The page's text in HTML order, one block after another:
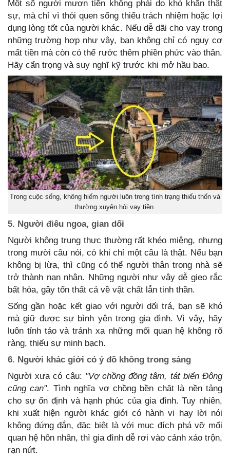
Một số người mượn tiền không phải do khó khăn thật
sự, mà chỉ vì thói quen sống thiếu trách nhiệm hoặc lợi
dụng lòng tốt của người khác. Nếu dễ dãi cho vay trong
những trường hợp như vậy, bạn không chỉ có nguy cơ
mất tiền mà còn có thể rước thêm phiền phức vào thân.
Hãy cẩn trọng và suy nghĩ kỹ trước khi mở hầu bao.
Trong cuộc sống, không hiếm người luôn trong tình trạng thiếu thốn và
thường xuyên hỏi vay tiền.
5. Người điêu ngoa, gian dối
Người không trung thực thường rất khéo miệng, nhưng
trong mười câu nói, có khi chỉ một câu là thật. Nếu bạn
không bị lừa, thì cũng có thể người thân trong nhà sẽ
trở thành nạn nhân. Những người như vậy dễ gieo rắc
bất hòa, gây tổn thất cả về vật chất lẫn tinh thần.
Sống gần hoặc kết giao với người dối trá, bạn sẽ khó
mà giữ được sự bình yên trong gia đình. Vì vậy, hãy
luôn tỉnh táo và tránh xa những mối quan hệ không rõ
ràng, thiếu sự minh bạch.
6. Người khác giới có ý đồ không trong sáng
Người xưa có câu: "Vợ chồng đồng tâm, tát biển Đông
cũng cạn". Tình nghĩa vợ chồng bền chặt là nền tảng
cho sự ổn định và hạnh phúc của gia đình. Tuy nhiên,
khi xuất hiện người khác giới có hành vi hay lời nói
không đứng đắn, đặc biệt là với mục đích phá vỡ mối
quan hệ hôn nhân, thì gia đình dễ rơi vào cảnh xáo trộn,
rạn nứt.